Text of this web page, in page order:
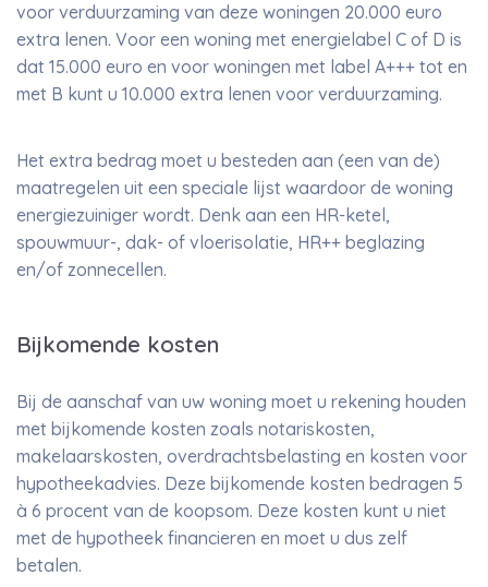
voor verduurzaming van deze woningen 20.000 euro
extra lenen. Voor een woning met energielabel C of D is
dat 15.000 euro en voor woningen met label A+++ tot en
met B kunt u 10.000 extra lenen voor verduurzaming.
Het extra bedrag moet u besteden aan (een van de)
maatregelen uit een speciale lijst waardoor de woning
energiezuiniger wordt. Denk aan een HR-ketel,
spouwmuur-, dak- of vloerisolatie, HR++ beglazing
en/of zonnecellen.
Bijkomende kosten
Bij de aanschaf van uw woning moet u rekening houden
met bijkomende kosten zoals notariskosten,
makelaarskosten, overdrachtsbelasting en kosten voor
hypotheekadvies. Deze bijkomende kosten bedragen 5
à 6 procent van de koopsom. Deze kosten kunt u niet
met de hypotheek financieren en moet u dus zelf
betalen.